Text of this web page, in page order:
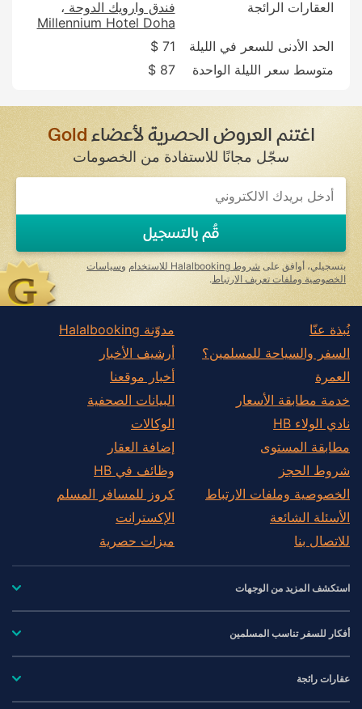
العقارات الرائجة
فندق وارويك الدوحة
Millennium Hotel Doha
الحد الأدنى للسعر في الليلة
71 $
متوسط سعر الليلة الواحدة
87 $
اغتنم العروض الحصرية لأعضاءGold
سجّل مجانًا للاستفادة من الخصومات
If
you
ignore
this
field
قُم بالتسجيل
بتسجيلي، أوافق على شروط Halalbooking للاستخدام وسياسات
الخصوصية وملفات تعريف الارتباط .
نُبذة عنّا
السفر والسياحة للمسلمين؟
العمرة
خدمة مطابقة الأسعار
نادي الولاء HB
مطابقة المستوى
شروط الحجز
الخصوصية وملفات الارتباط
الأسئلة الشائعة
للاتصال بنا
مدوّنة Halalbooking
أرشيف الأخبار
أخبار موقعنا
البيانات الصحفية
الوكالات
إضافة العقار
وظائف في HB
كروز للمسافر المسلم
الإكسترانت
ميزات حصرية
استكشف المزيد من الوجهات
أفكار للسفر تناسب المسلمين
عقارات رائجة